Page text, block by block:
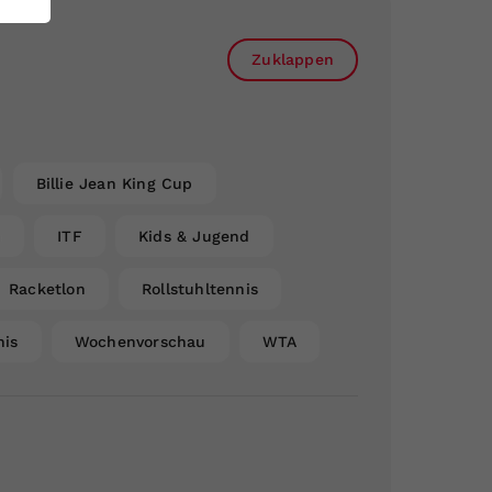
Zuklappen
Billie Jean King Cup
ITF Kids & Jugend
Racketlon Rollstuhltennis
Wochenvorschau WTA